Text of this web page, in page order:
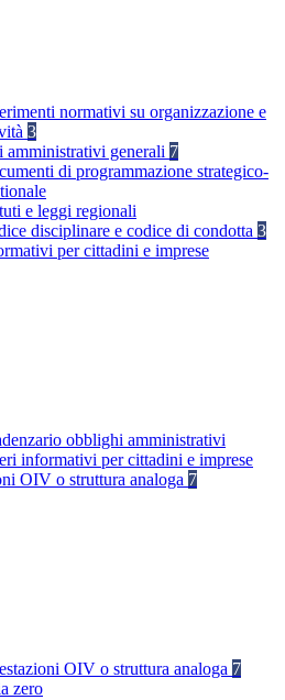
normativi su organizzazione e
3
amministrativi generali 7
di programmazione strategico-
e leggi regionali
disciplinare e codice di condotta 3
per cittadini e imprese
obblighi amministrativi
informativi per cittadini e imprese
OIV o struttura analoga 7
OIV o struttura analoga 7
zero